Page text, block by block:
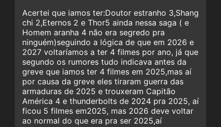
Acertei que iamos ter:Doutor estranho 3,Shang
chi 2,Eternos 2 e Thor5 ainda nessa saga ( e
Homem aranha 4 não era segredo pra
ninguém)seguindo a lógica de que em 2026 e
2027 voltaríamos a ter 4 filmes por ano, já que
segundo os rumores tudo indicava antes da
greve que iamos ter 4 filmes em 2025,mas aí
por causa da greve eles tiraram guerra das
armaduras de 2025 e trouxeram Capitão
América 4 e thunderbolts de 2024 pra 2025, aí
ficou 5 filmes em2025, mas 2026 deve voltar
ao normal do que era pra ser 2025,aí